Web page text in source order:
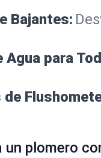
Bajantes:
para
un plomero